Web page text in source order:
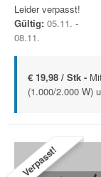
Leider verpasst!
Gültig: 05.11. -
08.11.
€ 19,98 / Stk -
(1.000/2.000 W)
Verpasst!